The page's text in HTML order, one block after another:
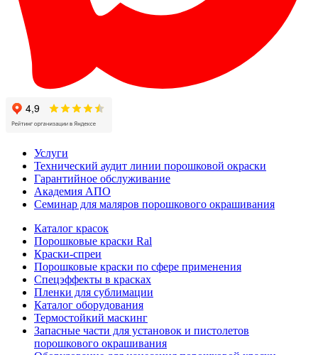
Услуги
Технический аудит линии порошковой окраски
Гарантийное обслуживание
Академия АПО
Семинар для маляров порошкового окрашивания
Каталог красок
Порошковые краски Ral
Краски-спреи
Порошковые краски по сфере применения
Спецэффекты в красках
Пленки для сублимации
Каталог оборудования
Термостойкий маскинг
Запасные части для установок и пистолетов
порошкового окрашивания